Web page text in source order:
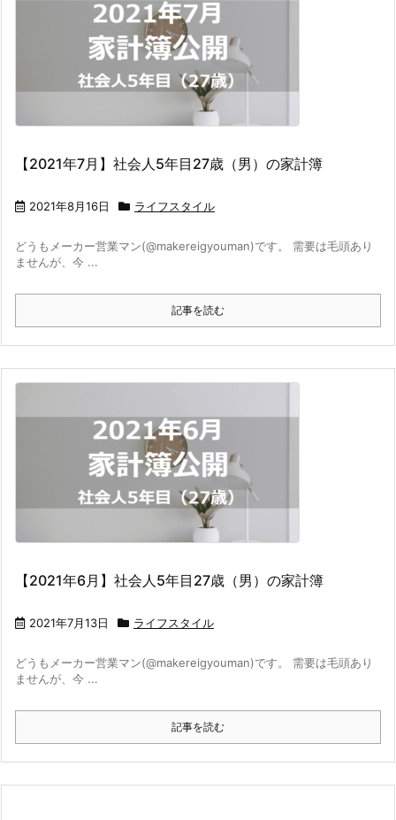
【2021年7月】社会人5年目27歳（男）の家計簿
2021年8月16日 ライフスタイル
どうもメーカー営業マン(@makereigyouman)です。 需要は毛頭あり
ませんが、今 ...
記事を読む
【2021年6月】社会人5年目27歳（男）の家計簿
2021年7月13日 ライフスタイル
どうもメーカー営業マン(@makereigyouman)です。 需要は毛頭あり
ませんが、今 ...
記事を読む